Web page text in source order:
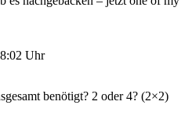
Uhr
benötigt? 2 oder 4? (2×2)